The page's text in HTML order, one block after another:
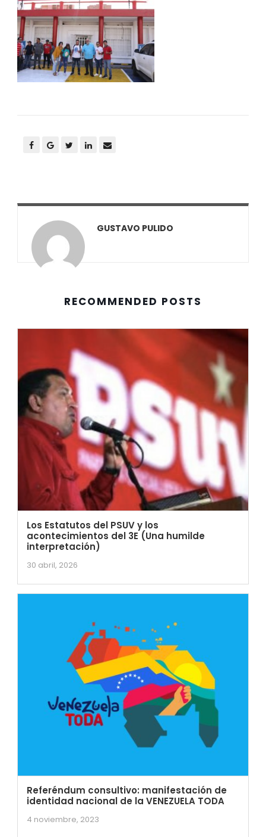
GUSTAVO PULIDO
RECOMMENDED POSTS
Los Estatutos del PSUV y los
acontecimientos del 3E (Una humilde
interpretación)
30 abril, 2026
Referéndum consultivo: manifestación de
identidad nacional de la VENEZUELA TODA
4 noviembre, 2023